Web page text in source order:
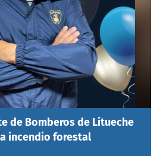
de Bomberos de Litueche
incendio forestal